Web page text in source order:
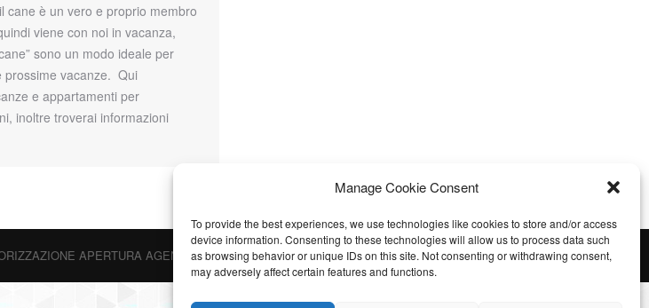
Manage Cookie Consent
To provide the best experiences, we use technologies like cookies to store and/or access
device information. Consenting to these technologies will allow us to process data such
as browsing behavior or unique IDs on this site. Not consenting or withdrawing consent,
may adversely affect certain features and functions.
cane è un vero e proprio membro
viene con noi in vacanza,
sono un modo ideale per
prossime vacanze. Qui
e appartamenti per
inoltre troverai informazioni
APERTURA AGENZIA N. 2014/A/02- P.IVA 03282440795 - Designed by Infolabs.